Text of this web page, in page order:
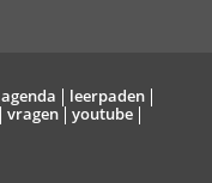
agenda
leerpaden
vragen
youtube